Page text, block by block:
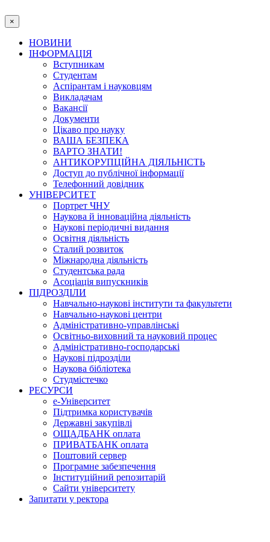
×
НОВИНИ
ІНФОРМАЦІЯ
Вступникам
Студентам
Аспірантам і науковцям
Викладачам
Вакансії
Документи
Цікаво про науку
ВАША БЕЗПЕКА
ВАРТО ЗНАТИ!
АНТИКОРУПЦІЙНА ДІЯЛЬНІСТЬ
Доступ до публічної інформації
Телефонний довідник
УНІВЕРСИТЕТ
Портрет ЧНУ
Наукова й інноваційна діяльність
Наукові періодичні видання
Освітня діяльність
Сталий розвиток
Міжнародна діяльність
Студентська рада
Асоціація випускників
ПІДРОЗДІЛИ
Навчально-наукові інститути та факультети
Навчально-наукові центри
Адміністративно-управлінські
Освітньо-виховний та науковий процес
Адміністративно-господарські
Наукові підрозділи
Наукова бібліотека
Студмістечко
РЕСУРСИ
е-Університет
Підтримка користувачів
Державні закупівлі
ОЩАДБАНК оплата
ПРИВАТБАНК оплата
Поштовий сервер
Програмне забезпечення
Інституційний репозитарій
Сайти університету
Запитати у ректора